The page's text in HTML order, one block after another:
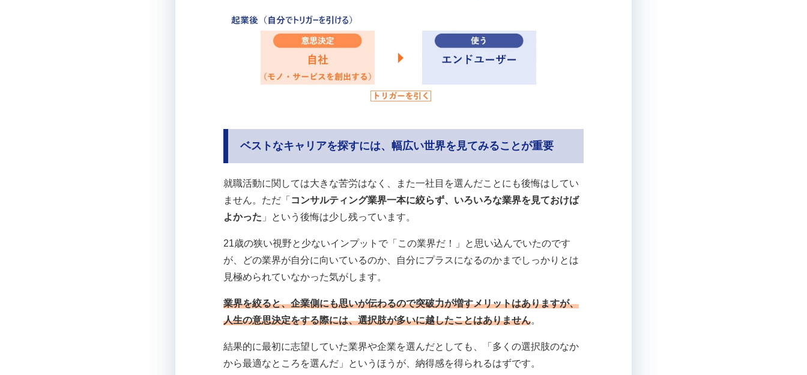
ベストなキャリアを探すには、幅広い世界を見てみることが重要
就職活動に関しては大きな苦労はなく、また一社目を選んだことにも後悔はしてい
ません。ただ「 コンサルティング業界一本に絞らず、いろいろな業界を見ておけば
よかった 」という後悔は少し残っています。
21歳の狭い視野と少ないインプットで「この業界だ！」と思い込んでいたのです
が、どの業界が自分に向いているのか、自分にプラスになるのかまでしっかりとは
見極められていなかった気がします。
業界を絞ると、企業側にも思いが伝わるので突破力が増すメリットはありますが、
人生の意思決定をする際には、選択肢が多いに越したことはありません。
結果的に最初に志望していた業界や企業を選んだとしても、「多くの選択肢のなか
から最適なところを選んだ」というほうが、納得感を得られるはずです。